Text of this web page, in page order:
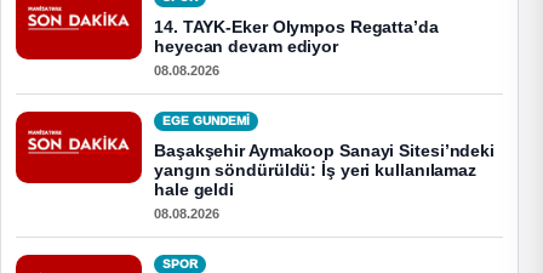
14. TAYK-Eker Olympos Regatta’da
heyecan devam ediyor
08.08.2026
EGE GUNDEMİ
Başakşehir Aymakoop Sanayi Sitesi’ndeki
yangın söndürüldü: İş yeri kullanılamaz
hale geldi
08.08.2026
SPOR